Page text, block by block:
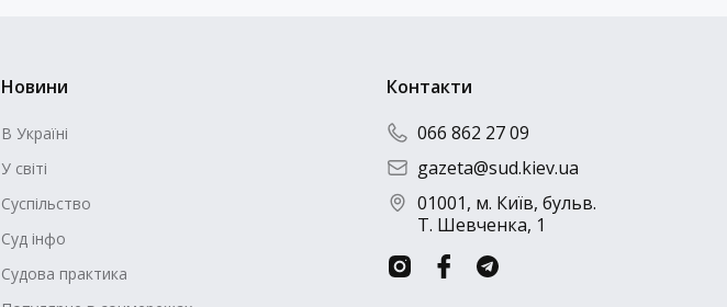
Новини
В Україні
У світі
Суспільство
Суд інфо
Судова практика
Контакти
066 862 27 09
gazeta@sud.kiev.ua
01001, м. Київ, бульв.
Т. Шевченка, 1